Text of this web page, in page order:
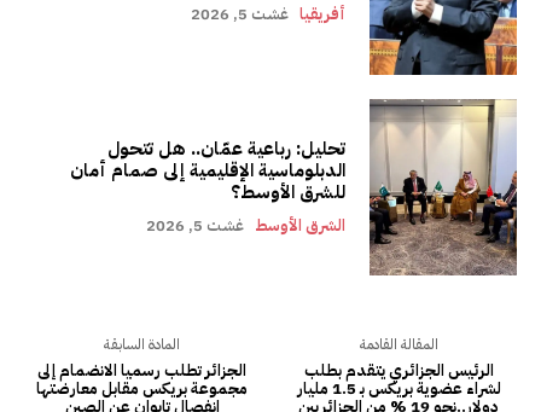
أفريقيا غشت 5, 2026
تحليل: رباعية عمّان.. هل تتحول
الدبلوماسية الإقليمية إلى صمام أمان
للشرق الأوسط؟
الشرق الأوسط غشت 5, 2026
المادة السابقة
الجزائر تطلب رسميا الانضمام إلى
مجموعة بريكس مقابل معارضتها
انفصال تايوان عن الصين
المقالة القادمة
الرئيس الجزائري يتقدم بطلب
لشراء عضوية بريكس بـ 1.5 مليار
دولار..نحو 19 % من الجزائريين